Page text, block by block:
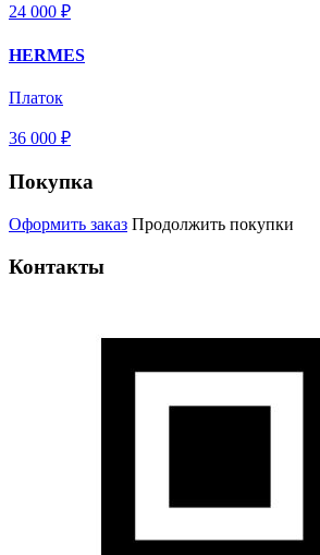
24 000 ₽
HERMES
Платок
36 000 ₽
Покупка
Оформить заказ Продолжить покупки
Контакты